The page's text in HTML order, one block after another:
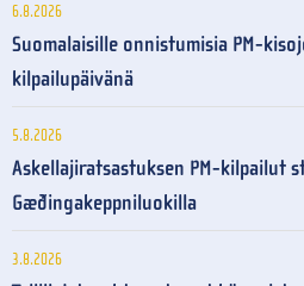
6.8.2026
Suomalaisille onnistumisia PM-
kilpailupäivänä
5.8.2026
Askellajiratsastuksen PM-kilpailut
Gæðingakeppniluokilla
3.8.2026